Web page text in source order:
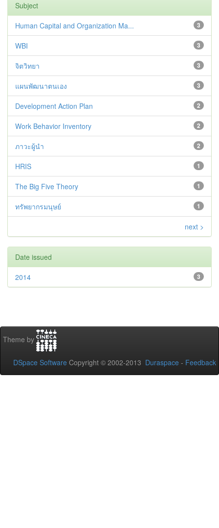
Subject
3
Human Capital and Organization Ma...
3
WBI
3
จิตวิทยา
3
แผนพัฒนาตนเอง
2
Development Action Plan
2
Work Behavior Inventory
2
ภาวะผู้นำ
1
HRIS
1
The Big Five Theory
1
ทรัพยากรมนุษย์
next >
Date issued
3
2014
Theme by
DSpace Software Copyright © 2002-2013 Duraspace - Feedback